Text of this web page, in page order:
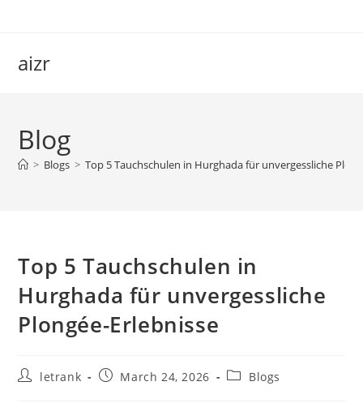
aizr
Blog
> Blogs > Top 5 Tauchschulen in Hurghada für unvergessliche
Top 5 Tauchschulen in
Hurghada für unvergessliche
Plongée-Erlebnisse
Postletrank
PostMarch 24, 2026
PostBlogs